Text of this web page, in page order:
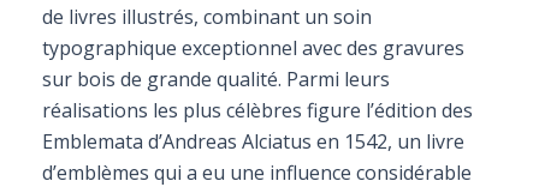
de livres illustrés, combinant un soin
typographique exceptionnel avec des gravures
sur bois de grande qualité. Parmi leurs
réalisations les plus célèbres figure l’édition des
Emblemata d’Andreas Alciatus en 1542, un livre
d’emblèmes qui a eu une influence considérable